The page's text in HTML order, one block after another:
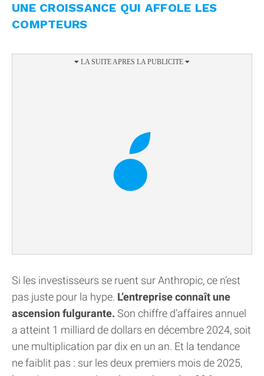
UNE CROISSANCE QUI AFFOLE LES
COMPTEURS
Si les investisseurs se ruent sur Anthropic, ce n’est
pas juste pour la hype. L’entreprise connaît une
ascension fulgurante. Son chiffre d’affaires annuel
a atteint 1 milliard de dollars en décembre 2024, soit
une multiplication par dix en un an. Et la tendance
ne faiblit pas : sur les deux premiers mois de 2025,